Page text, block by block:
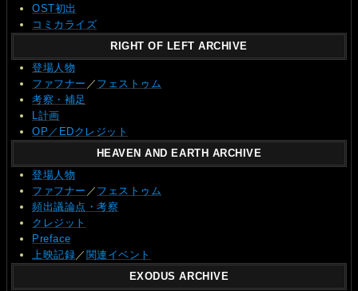
OST初出
コミカライズ
RIGHT OF LEFT ARCHIVE
登場人物
ファフナー ／ フェストゥム
考察・補足
L計画
OP／EDクレジット
HEAVEN AND EARTH ARCHIVE
登場人物
ファフナー ／ フェストゥム
頻出議論点・考察
クレジット
Preface
上映記録／ 関連イベント
EXODUS ARCHIVE